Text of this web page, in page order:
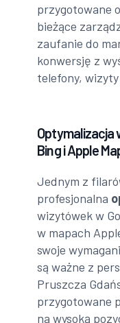
przygotowane
bieżące
zaufanie do
konwersję z
telefony,
Optymalizacja
Bing i Apple
Jednym z
profesjonalna
wizytówek w
w mapach
swoje
są ważne z
Pruszcza
przygotowane
na wysoką